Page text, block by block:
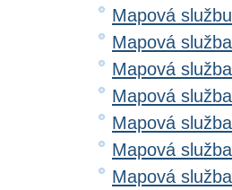
Mapová
Mapová
Mapová
Mapová
Mapová
Mapová
Mapová